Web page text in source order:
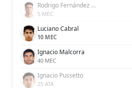
Rodrigo Fernández Cedrés
5 MEC
Luciano Cabral
10 MEC
Ignacio Malcorra
40 MEC
Ignacio Pussetto
25 ATA